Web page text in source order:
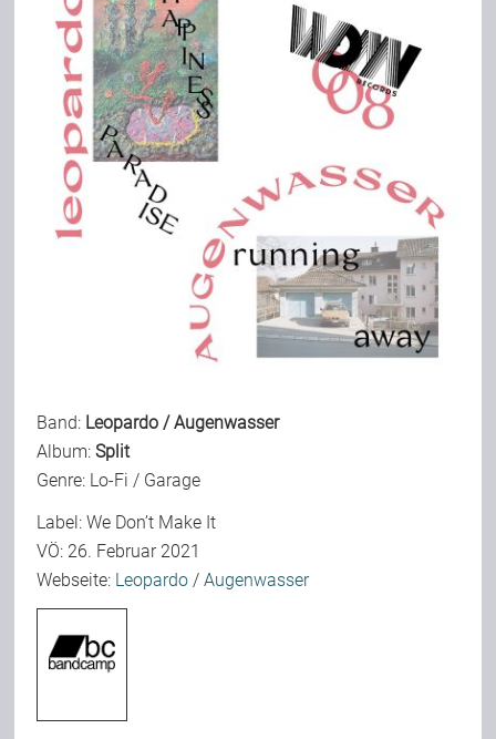
Bild-Archiv
Rezensionen
Musik
Kontakt
Team
Join Us
Band: Leopardo / Augenwasser
Album:Split
Genre: Lo-Fi / Garage
Label: We Don’t Make It
VÖ: 26. Februar 2021
Webseite: Leopardo /Augenwasser